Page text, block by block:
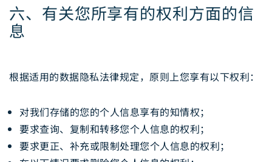
六、有关您所享有的权利方面的信
息
根据适用的数据隐私法律规定，原则上您享有以下权利：
对我们存储的您的个人信息享有的知情权；
要求查询、复制和转移您个人信息的权利；
要求更正、补充或限制处理您个人信息的权利；